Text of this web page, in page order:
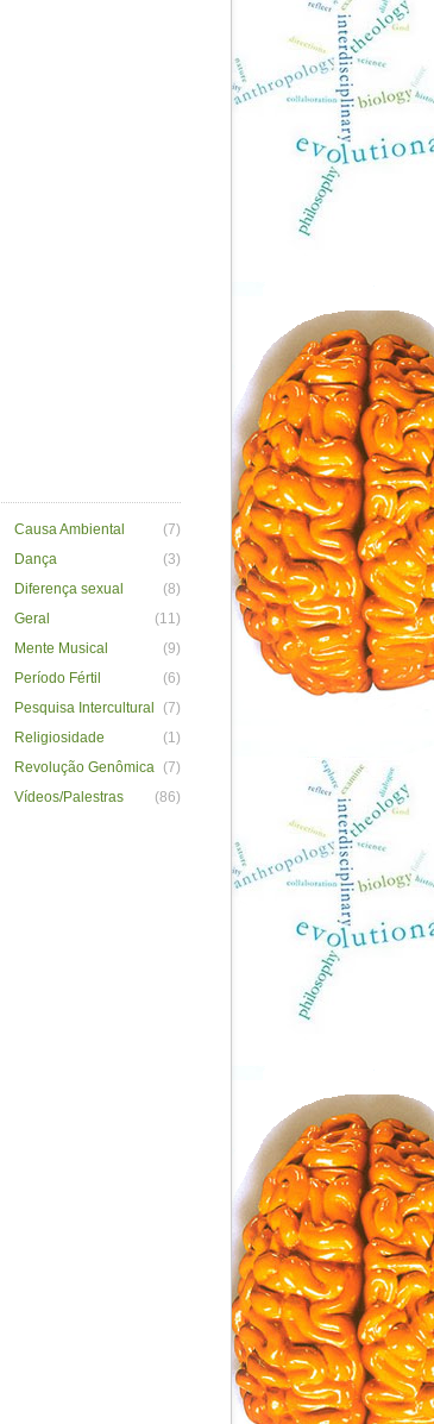
Causa Ambiental
(7)
Dança
(3)
Diferença sexual
(8)
Geral
(11)
Mente Musical
(9)
Período Fértil
(6)
Pesquisa Intercultural
(7)
Religiosidade
(1)
Revolução Genômica (7)
Vídeos/Palestras
(86)